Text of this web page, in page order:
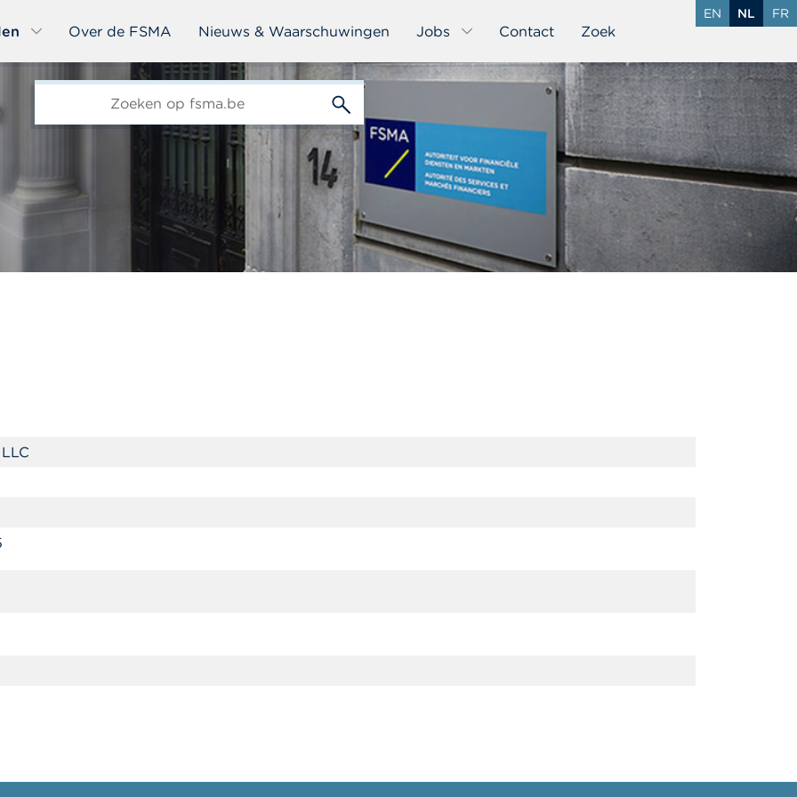
Over de FSMA Nieuws & Waarschuwingen Jobs Contact Zoek
EN NL FR